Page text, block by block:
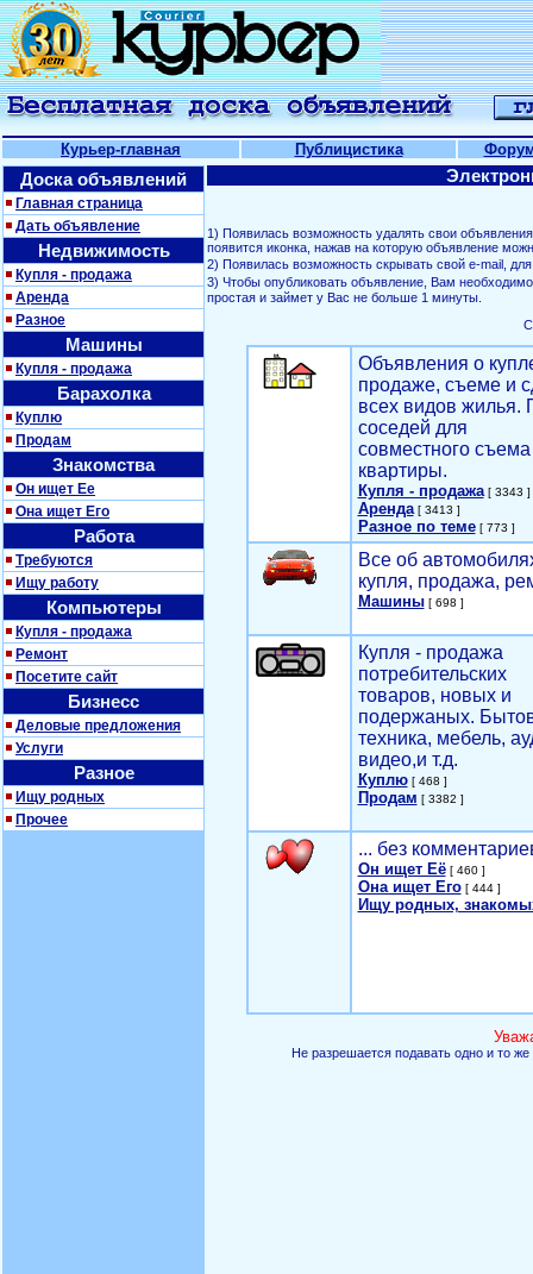
Курьер-главная Публицистика
Доска объявлений
Главная страница
Дать объявление
Недвижимость
Купля - продажа
Аренда
Разное
Машины
Купля - продажа
Барахолка
Куплю
Продам
Знакомства
Он ищет Ее
Она ищет Его
Работа
Требуются
Ищу работу
Компьютеры
Купля - продажа
Ремонт
Посетите сайт
Бизнесс
Деловые предложения
Услуги
Разное
Ищу родных
Прочее
1) Появилась возможность удалять свои
появится иконка, нажав на которую объявление
2) Появилась возможность скрывать свой е-mail,
3) Чтобы опубликовать объявление, Вам
простая и займет у Вас не больше 1 минуты.
Объявления о
продаже, съеме и
всех видов жилья.
соседей для
совместного съема
квартиры.
Купля - продажа[ 3343 ]
Аренда[ 3413 ]
Разное по теме[ 773 ]
Все об
купля, продажа,
Машины[ 698 ]
Купля - продажа
потребительских
товаров, новых и
подержаных.
техника, мебель,
видео,и т.д.
Куплю[ 468 ]
Продам [ 3382 ]
... без
Он ищет Её[ 460 ]
Она ищет Его[ 444 ]
Ищу родных,
Не разрешается подавать одно и то